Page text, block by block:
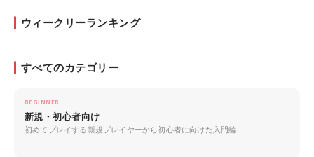
ウィークリーランキング
すべてのカテゴリー
BEGINNER
新規・初心者向け
初めてプレイする新規プレイヤーから初心者に向けた入門編